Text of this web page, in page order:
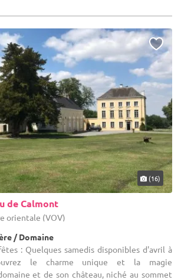
(16)
de Calmont
orientale (VOV)
/ Domaine
: Quelques samedis disponibles d'avril à
le charme unique et la magie
et de son château, niché au sommet